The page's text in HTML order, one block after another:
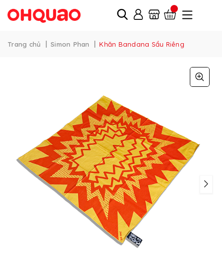
Trang chủ | Simon Phan | Khăn Bandana Sầu Riêng